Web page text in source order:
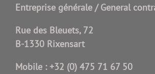
Entreprise générale / General
Rue des Bleuets, 72
B-1330 Rixensart
Mobile :+32 (0) 475 71 67 50